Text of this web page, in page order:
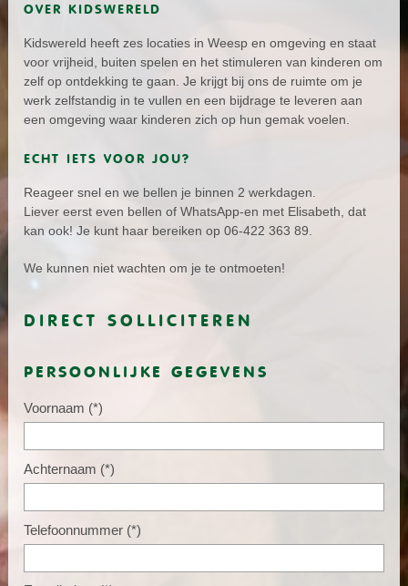
OVER KIDSWERELD
Kidswereld heeft zes locaties in Weesp en omgeving en staat
voor vrijheid, buiten spelen en het stimuleren van kinderen om
zelf op ontdekking te gaan. Je krijgt bij ons de ruimte om je
werk zelfstandig in te vullen en een bijdrage te leveren aan
een omgeving waar kinderen zich op hun gemak voelen.
ECHT IETS VOOR JOU?
Reageer snel en we bellen je binnen 2 werkdagen.
Liever eerst even bellen of WhatsApp-en met Elisabeth, dat
kan ook! Je kunt haar bereiken op 06-422 363 89.
We kunnen niet wachten om je te ontmoeten!
DIRECT SOLLICITEREN
PERSOONLIJKE GEGEVENS
Voornaam (*)
Achternaam (*)
Telefoonnummer (*)